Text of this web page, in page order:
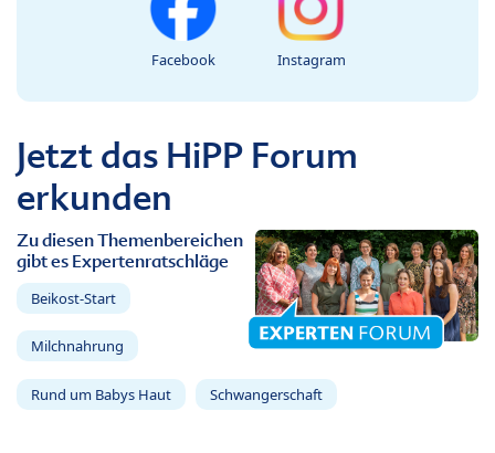
Facebook Instagram
Jetzt das HiPP Forum
erkunden
Zu diesen Themenbereichen
gibt es Expertenratschläge
Beikost-Start
Milchnahrung
Rund um Babys Haut Schwangerschaft